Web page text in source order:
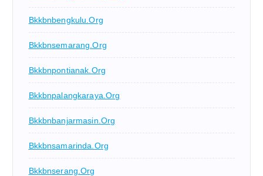
Bkkbnbengkulu.org
Bkkbnsemarang.org
Bkkbnpontianak.org
Bkkbnpalangkaraya.org
Bkkbnbanjarmasin.org
Bkkbnsamarinda.org
Bkkbnserang.org